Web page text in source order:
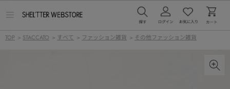
ー
TOP > STACCATO > すべて > ファッション雑貨 > その他ファッション雑貨